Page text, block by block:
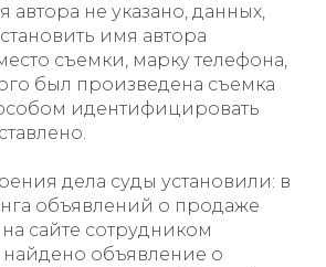
не указано, данных,
имя автора
съемки, марку телефона,
был произведена съемка
идентифицировать
дела суды установили: в
объявлений о продаже
сайте сотрудником
найдено объявление о